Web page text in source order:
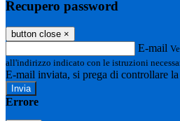
Recupero password
button close ×
E-mail
all'indirizzo indicato con le istruzioni
E-mail inviata, si prega di controllare
Errore